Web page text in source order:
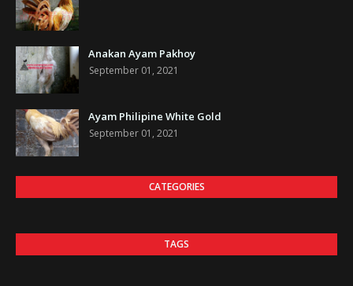
Anakan Ayam Pakhoy
September 01, 2021
Ayam Philipine White Gold
September 01, 2021
CATEGORIES
TAGS